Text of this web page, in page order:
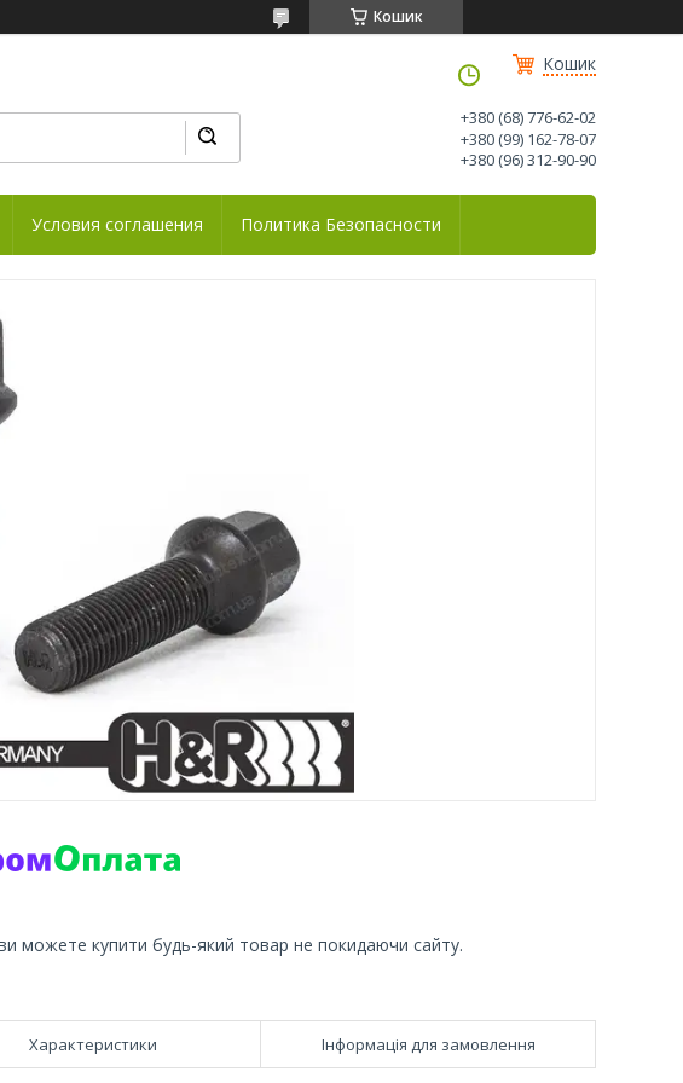
Кошик
Кошик
+380 (68) 776-62-02
+380 (99) 162-78-07
+380 (96) 312-90-90
Условия соглашения Политика Безопасности
можете купити будь-який товар не покидаючи сайту.
Характеристики Інформація для замовлення